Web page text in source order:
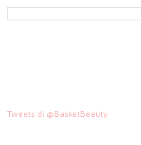
Tweets di @BasketBeauty